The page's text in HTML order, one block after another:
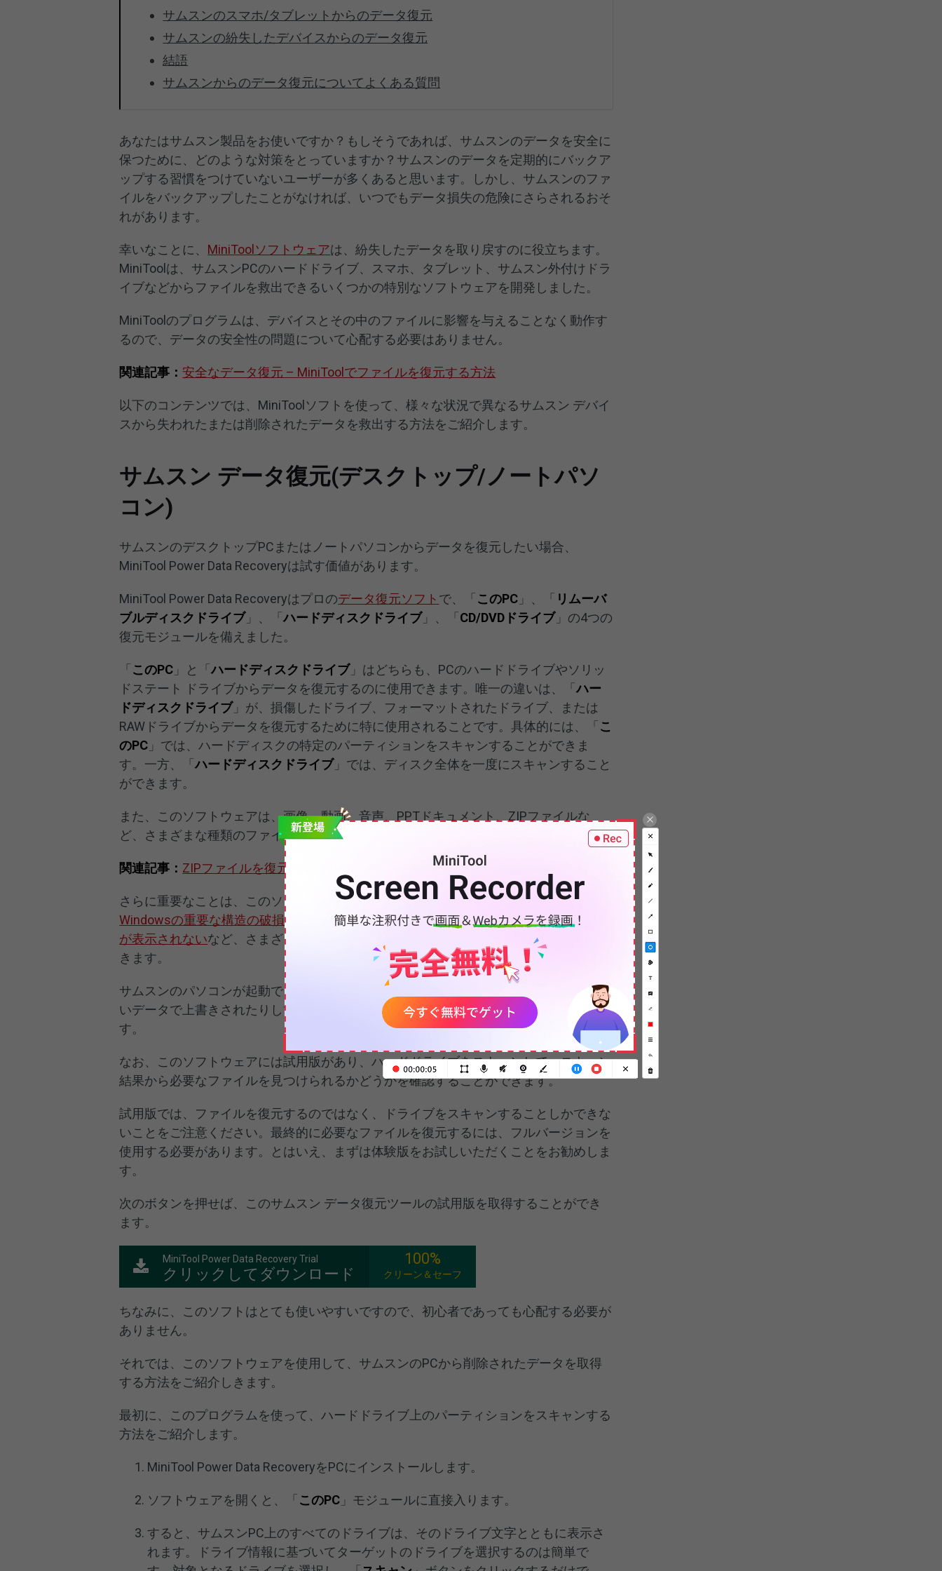
サムスンのスマホ/タブレットからのデータ復元
サムスンの紛失したデバイスからのデータ復元
結語
サムスンからのデータ復元についてよくある質問
あなたはサムスン製品をお使いですか？もしそうであれば、サムスンのデータを安全に
保つために、どのような対策をとっていますか？サムスンのデータを定期的にバックア
ップする習慣をつけていないユーザーが多くあると思います。しかし、サムスンのファ
イルをバックアップしたことがなければ、いつでもデータ損失の危険にさらされるおそ
れがあります。
幸いなことに、 MiniToolソフトウェアは、紛失したデータを取り戻すのに役立ちます。
MiniToolは、サムスンPCのハードドライブ、スマホ、タブレット、サムスン外付けドラ
イブなどからファイルを救出できるいくつかの特別なソフトウェアを開発しました。
MiniToolのプログラムは、デバイスとその中のファイルに影響を与えることなく動作す
るので、データの安全性の問題について心配する必要はありません。
関連記事： 安全なデータ復元 – MiniToolでファイルを復元する方法
以下のコンテンツでは、MiniToolソフトを使って、様々な状況で異なるサムスン デバイ
スから失われたまたは削除されたデータを救出する方法をご紹介します。
サムスン データ復元(デスクトップ/ノートパソ
コン)
サムスンのデスクトップPCまたはノートパソコンからデータを復元したい場合、
MiniTool Power Data Recoveryは試す価値があります。
MiniTool Power Data Recoveryはプロのデータ復元ソフト で、「 このPC 」、「 リムーバ
ブルディスクドライブ」、「ハードディスクドライブ」、「 CD/DVDドライブ」の4つの
復元モジュールを備えました。
「 このPC 」と「ハードディスクドライブ」はどちらも、PCのハードドライブやソリッ
ドステート ドライブからデータを復元するのに使用できます。唯一の違いは、「ハー
ドディスクドライブ」が、損傷したドライブ、フォーマットされたドライブ、または
RAWドライブからデータを復元するために特に使用されることです。具体的には、「 こ
のPC 」では、ハードディスクの特定のパーティションをスキャンすることができま
す。一方、「ハードディスクドライブ」では、ディスク全体を一度にスキャンすること
ができます。
また、このソフトウェアは、画像、動画、音声、PPTドキュメント、ZIPファイルな
ど、さまざまな種類のファイルを復元することができます。
関連記事： ZIPファイルを復元する方法｜フリーソフト
さらに重要なことは、このソフトウェアは、ノートパソコンの電源が入らない、
Windowsの重要な構造の破損、 Windows 10のエラーコード0xc000000e、隠しファイル
が表示されないなど、さまざまな状況でサムスンのPCからデータを回復することがで
きます。
サムスンのパソコンが起動できなくなっても、復元したいファイルが破損したり、新し
いデータで上書きされたりしていない限り、この
無料ファイル復元ツールは機能しま
す。
なお、このソフトウェアには試用版があり、ハードドライブをスキャンして、スキャン
結果から必要なファイルを見つけられるかどうかを確認することができます。
試用版では、ファイルを復元するのではなく、ドライブをスキャンすることしかできな
いことをご注意ください。最終的に必要なファイルを復元するには、フルバージョンを
使用する必要があります。とはいえ、まずは体験版をお試しいただくことをお勧めしま
す。
次のボタンを押せば、このサムスン データ復元ツールの試用版を取得することができ
ます。
MiniTool Power Data Recovery Trial
クリックしてダウンロード
100%
クリーン＆セーフ
ちなみに、このソフトはとても使いやすいですので、初心者であっても心配する必要が
ありません。
それでは、このソフトウェアを使用して、サムスンのPCから削除されたデータを取得
する方法をご紹介しきます。
最初に、このプログラムを使って、ハードドライブ上のパーティションをスキャンする
方法をご紹介します。
MiniTool Power Data RecoveryをPCにインストールします。
ソフトウェアを開くと、「 このPC 」モジュールに直接入ります。
すると、サムスンPC上のすべてのドライブは、そのドライブ文字とともに表示さ
れます。ドライブ情報に基づいてターゲットのドライブを選択するのは簡単で